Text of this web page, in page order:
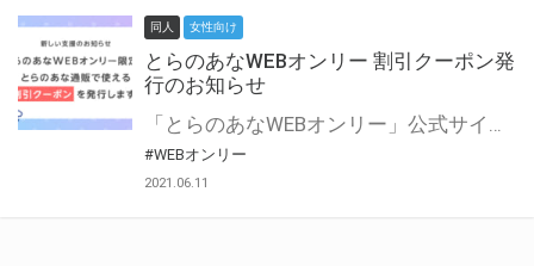
同人 女性向け
とらのあなWEBオンリー 割引クーポン発
行のお知らせ
「とらのあなWEBオンリー」公式サイトでとらのあな通販の「割引クーポン」を配布中！ イベントごとに開催当日限定で使える割引クーポンのシリアルコードを発行します。 とらのあなWEBオンリーのページをチェックして、イベント当日にお得にお買い物を楽しみましょう♪ ※本キャンペーンは予告なく終了する場合がございます。 とらのあなWEBオンリーサイトはこちら
#WEBオンリー
2021.06.11